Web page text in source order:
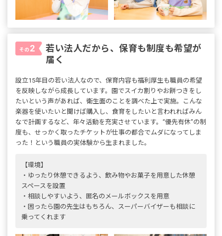
その2
若い法人だから、保育も制度も希望が
届く
設立15年目の若い法人なので、保育内容も福利厚生も職員の希望
を反映しながら成長しています。園でスイカ割りやお餅つきをし
たいという声があれば、衛生面のことを調べた上で実施。こんな
楽器を使いたいと聞けば購入し、食育をしたいと言われればみん
なで計画するなど、年々活動を充実させています。“優先有休”の制
度も、せっかく取ったチケットが仕事の都合でムダになってしま
った！という職員の実体験から生まれました。
【環境】
・ゆったり休憩できるよう、飲み物やお菓子を用意した休憩
スペースを設置
・相談しやすいよう、匿名のメールボックスを用意
・困ったら園の先生はもちろん、スーパーバイザーも相談に
乗ってくれます